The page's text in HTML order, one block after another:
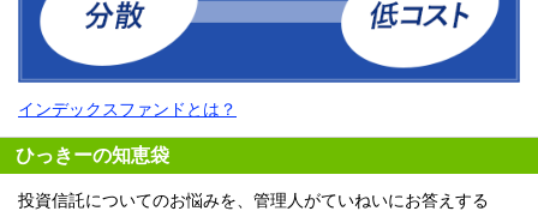
インデックスファンドとは？
ひっきーの知恵袋
投資信託についてのお悩みを、管理人がていねいにお答えする